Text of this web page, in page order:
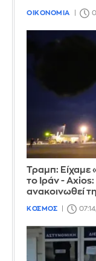
ΟΙΚΟΝΟΜΙΑ
Τραμπ: Είχαμε
το Ιράν -
ανακοινωθεί
ΚΟΣΜΟΣ